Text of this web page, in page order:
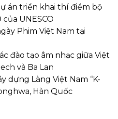
án triển khai thí điểm bộ
UNESCO
Phim Việt Nam tại
đào tạo âm nhạc giữa Việt
và Ba Lan
dựng Làng Việt Nam “K-
Hàn Quốc